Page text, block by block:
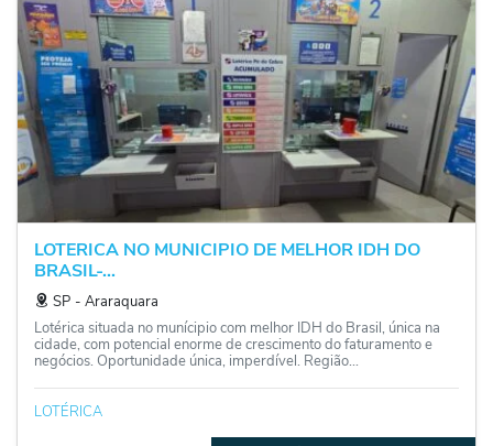
LOTERICA NO MUNICIPIO DE MELHOR IDH DO
BRASIL ̵...
SP ‐ Araraquara
Lotérica situada no munícipio com melhor IDH do Brasil, única na
cidade, com potencial enorme de crescimento do faturamento e
negócios. Oportunidade única, imperdível. Região...
LOTÉRICA